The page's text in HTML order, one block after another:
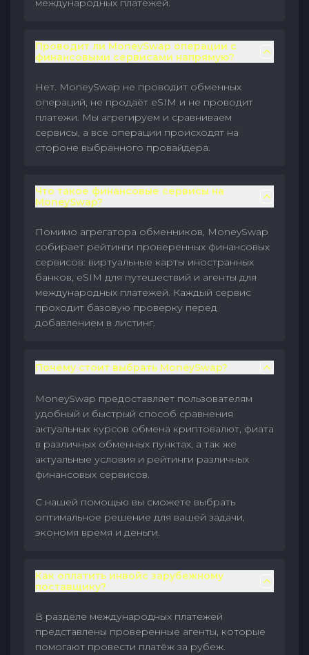
международных платежей.
Проводит ли MoneySwap операции с
финансовыми сервисами напрямую?
Нет. MoneySwap не проводит обменных
операций, не продаёт eSIM и не проводит
платежи. Мы агрегируем и сравниваем
сервисы, а все операции происходят на
стороне выбранного провайдера.
Что такое финансовые сервисы на
MoneySwap?
Помимо агрегатора обменников, MoneySwap
собирает рейтинги проверенных финансовых
сервисов: виртуальные карты иностранных
банков, eSIM для путешествий и агенты для
международных платежей. Каждый сервис
проходит базовую проверку перед
добавлением в листинг.
Почему стоит выбрать MoneySwap?
MoneySwap предоставляет пользователям
удобный и быстрый способ сравнения
актуальных курсов обмена криптовалют, фиата
в различных обменных пунктах, а так же
актуальные условия и рейтинги различных
финансовых сервисов.
С нашей помощью вы сможете выбрать
оптимальное решение для вашей задачи,
экономя время и деньги.
Как оплатить инвойс зарубежному
поставщику?
В разделе международных платежей
представлены проверенные агенты, которые
помогают провести платёж за рубеж.